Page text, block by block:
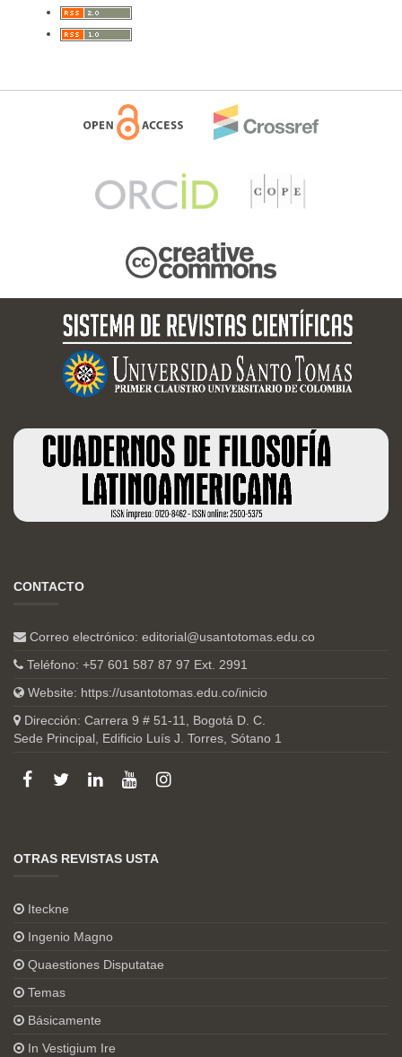
CONTACTO
Correo electrónico: editorial@usantotomas.edu.co
Teléfono: +57 601 587 87 97 Ext. 2991
Website: https://usantotomas.edu.co/inicio
Dirección: Carrera 9 # 51-11, Bogotá D. C.
Sede Principal, Edificio Luís J. Torres, Sótano 1
OTRAS REVISTAS USTA
Iteckne
Ingenio Magno
Quaestiones Disputatae
Temas
Básicamente
In Vestigium Ire